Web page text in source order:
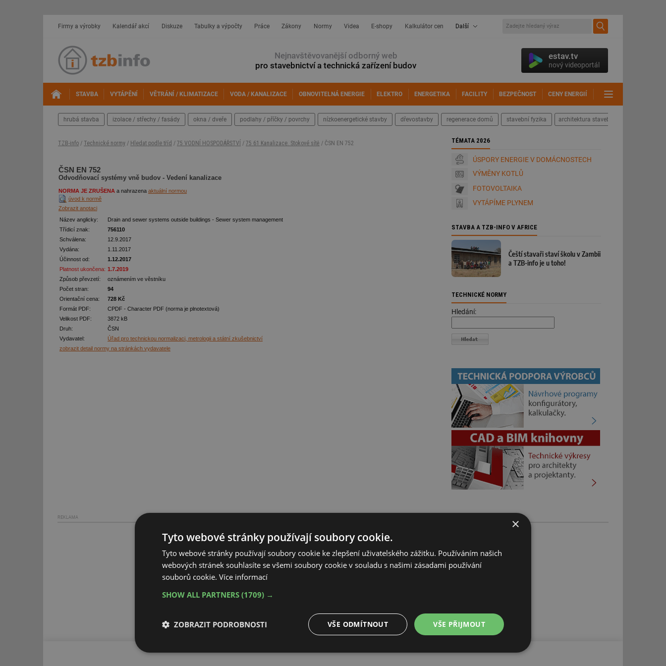
Firmy a výrobky Kalendář akcí Diskuze Tabulky a výpočty Práce Zákony Normy Videa E-shopy Kalkulátor cen Další
Nejnavštěvovanější odborný web
pro stavebnictví a technická zařízení budov
estav.tv
nový videoportál
STAVBA VYTÁPĚNÍ VĚTRÁNÍ / KLIMATIZACE VODA / KANALIZACE OBNOVITELNÁ ENERGIE ELEKTRO ENERGETIKA FACILITY BEZPEČNOST CENY ENERGIÍ
hrubá stavba izolace / střechy / fasády okna / dveře podlahy / příčky / povrchy nízkoenergetické stavby dřevostavby regenerace domů stavební fyzika architektura staveb
TZB-info / Technické normy / Hledat podle tříd / 75 VODNÍ HOSPODÁŘSTVÍ / 75 61 Kanalizace. Stokové sítě / ČSN EN 752
ČSN EN 752
Odvodňovací systémy vně budov - Vedení kanalizace
NORMA JE ZRUŠENA a nahrazena aktuální normou
úvod k normě
Zobrazit anotaci
Název anglicky:
Drain and sewer systems outside buildings - Sewer system management
Třídicí znak:
756110
Schválena:
12.9.2017
Vydána:
1.11.2017
Účinnost od:
1.12.2017
Platnost ukončena: 1.7.2019
Způsob převzetí:
oznámením ve věstníku
Počet stran:
94
Orientační cena:
728 Kč
Formát PDF:
CPDF - Character PDF (norma je plnotextová)
Velikost PDF:
3872 kB
Druh:
ČSN
Vydavatel:
Úřad pro technickou normalizaci, metrologii a státní zkušebnictví
zobrazit detail normy na stránkách vydavatele
TÉMATA 2026
ÚSPORY ENERGIE V DOMÁCNOSTECH
VÝMĚNY KOTLŮ
FOTOVOLTAIKA
VYTÁPÍME PLYNEM
STAVBA A TZB-INFO V AFRICE
Čeští stavaři staví školu v Zambii
a TZB-info je u toho!
TECHNICKÉ NORMY
Hledání:
REKLAMA ×
Tyto webové stránky používají soubory cookie.
Tyto webové stránky používají soubory cookie ke zlepšení uživatelského zážitku. Používáním našich
webových stránek souhlasíte se všemi soubory cookie v souladu s našimi zásadami používání
souborů cookie. Více informací
SHOW ALL PARTNERS (1709) →
VŠE PŘIJMOUT
VŠE ODMÍTNOUT
ZOBRAZIT PODROBNOSTI
Nezbytně nutné
Výkonové
Soubory cílení Funkční soubory
Nezařazené